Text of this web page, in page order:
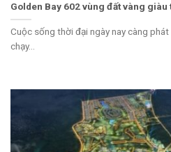
Golden Bay 602 vùng đất vàng giàu
Cuộc sống thời đại ngày nay càng
chạy...